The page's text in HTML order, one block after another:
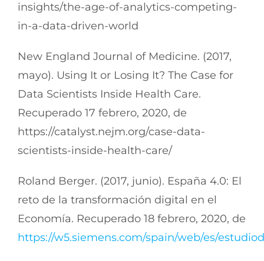
insights/the-age-of-analytics-competing-
in-a-data-driven-world
New England Journal of Medicine. (2017,
mayo). Using It or Losing It? The Case for
Data Scientists Inside Health Care.
Recuperado 17 febrero, 2020, de
https://catalyst.nejm.org/case-data-
scientists-inside-health-care/
Roland Berger. (2017, junio). España 4.0: El
reto de la transformación digital en el
Economía. Recuperado 18 febrero, 2020, de
https://w5.siemens.com/spain/web/es/